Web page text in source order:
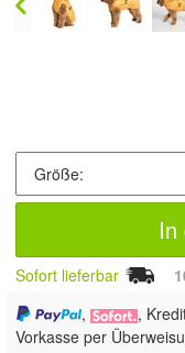
In
Sofort lieferbar
,
,
Vorkasse per